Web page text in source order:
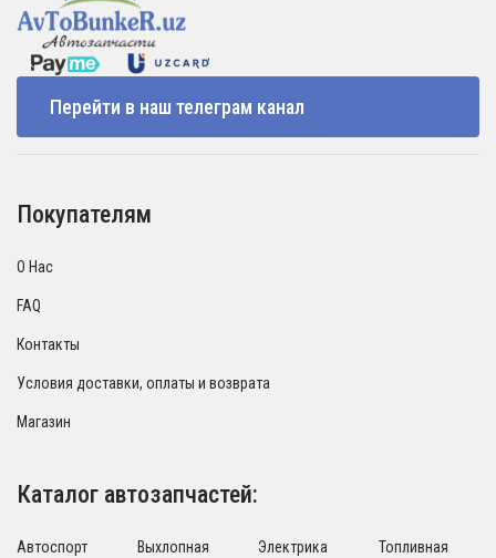
Перейти в наш телеграм канал
Покупателям
О Нас
FAQ
Контакты
Условия доставки, оплаты и возврата
Магазин
Каталог автозапчастей:
Автоспорт
Выхлопная
Электрика
Топливная